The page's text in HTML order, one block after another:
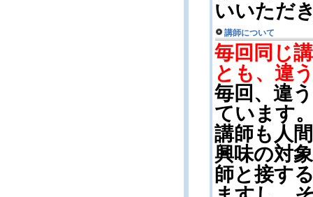
いいただ
講師について
毎回同じ
とも、違
毎回、違
ています
講師も人
興味の対
師と接す